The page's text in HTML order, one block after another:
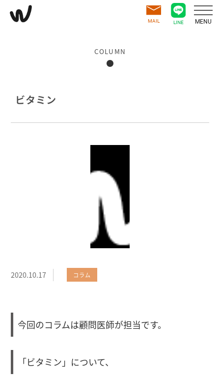
MAIL LINE MENU
ビタミン
COLUMN
2020.10.17 コラム
今回のコラムは顧問医師が担当です。
「ビタミン」について、